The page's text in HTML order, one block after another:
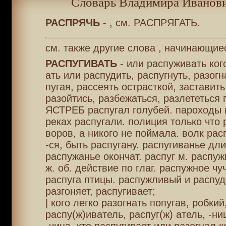
РАСПРЯЧЬ- , см. РАСПРЯГАТЬ.
см. также другие слова ,
РАСПУГИВАТЬ- или распуживать
ать или распудить, распугнуть,
пугая, рассеять острасткой,
разойтись, разбежаться, разлететься
ЯСТРЕБ распугал голубей.
реках распугали. полиция только что
воров, а никого не поймала. волк
-ся, быть распугану. распугиванье
распужанье окончат. распуг м.
ж. об. действие по глаг. распужное
распуга птицы. распужливый и
разгоняет, распугивает;
| кого легко разогнать попугав,
распу(ж)иватель, распуг(ж) атель, -